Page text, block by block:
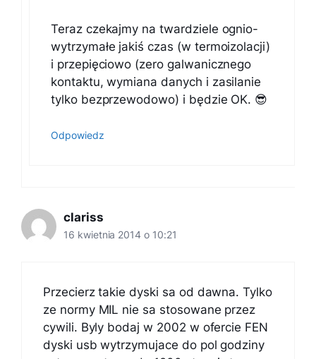
Teraz czekajmy na twardziele ognio-
wytrzymałe jakiś czas (w termoizolacji)
i przepięciowo (zero galwanicznego
kontaktu, wymiana danych i zasilanie
tylko bezprzewodowo) i będzie OK. 😎
Odpowiedz
clariss
16 kwietnia 2014 o 10:21
Przecierz takie dyski sa od dawna. Tylko
ze normy MIL nie sa stosowane przez
cywili. Byly bodaj w 2002 w ofercie FEN
dyski usb wytrzymujace do pol godziny